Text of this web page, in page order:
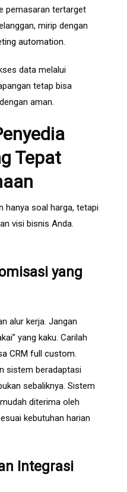
pemasaran tertarget
mirip dengan
automation.
data melalui
tetap bisa
aman.
Tepat
hanya soal harga, tetapi
visi bisnis Anda.
yang
alur kerja. Jangan
yang kaku. Carilah
CRM full custom.
sistem beradaptasi
sebaliknya. Sistem
diterima oleh
kebutuhan harian
Integrasi